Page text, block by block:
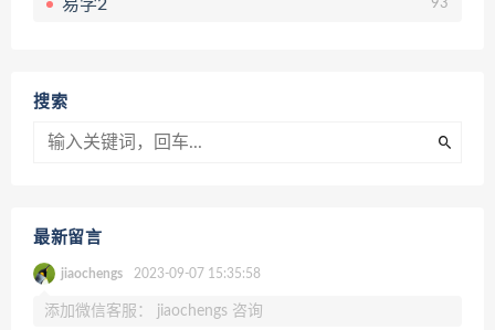
易学2 93
搜索
最新留言
jiaochengs 2023-09-07 15:35:58
添加微信客服： jiaochengs 咨询